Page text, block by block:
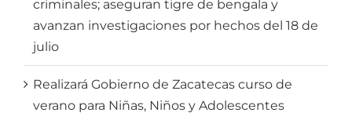
criminales; aseguran tigre de bengala y
avanzan investigaciones por hechos del 18 de
julio
Realizará Gobierno de Zacatecas curso de
verano para Niñas, Niños y Adolescentes